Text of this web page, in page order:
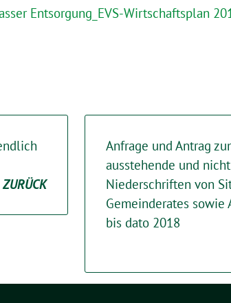
Entsorgung_EVS-Wirtschaftsplan
ZURÜCK
Anfrage und Antrag
ausstehende und
Niederschriften von
Gemeinderates sowie
bis dato 2018